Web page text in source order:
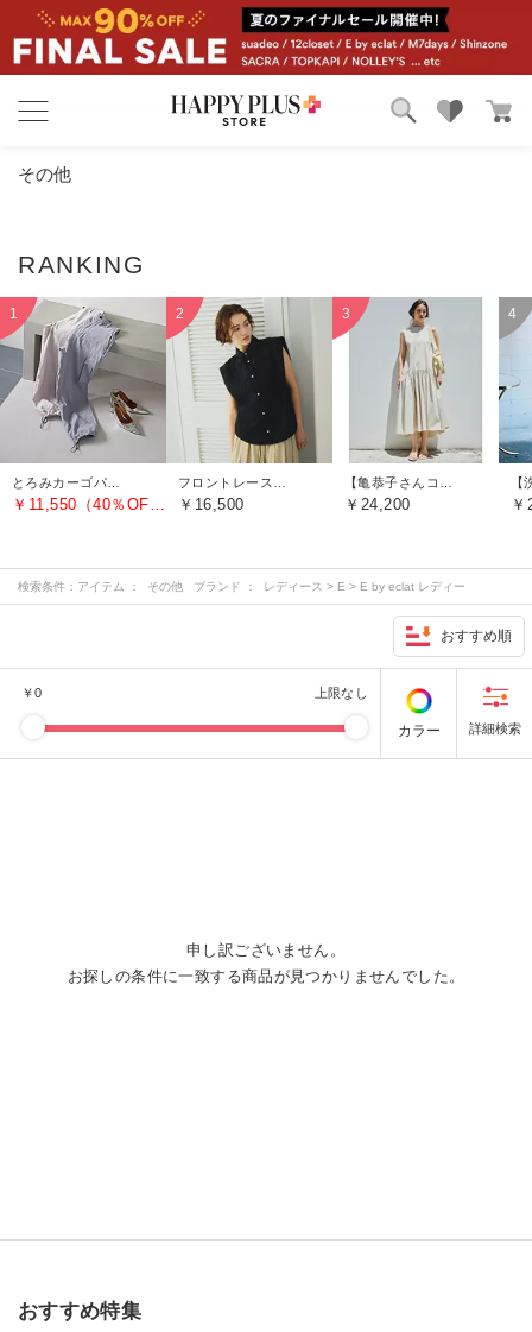
カテゴリ
お気に入り
その他
￥11,550（40％OFF） ￥16,500 ￥24,200
検索条件： アイテム ： その他 ブランド ： レディース > E > E by eclat レディー
おすすめ順
￥0 上限なし
カラー
申し訳ございません。
お探しの条件に一致する商品が見つかりませんでした。
おすすめ特集